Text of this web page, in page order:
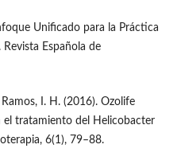
Unificado para la Práctica
Española de
Ramos, I. H. (2016). Ozolife
tratamiento del Helicobacter
6(1), 79–88.